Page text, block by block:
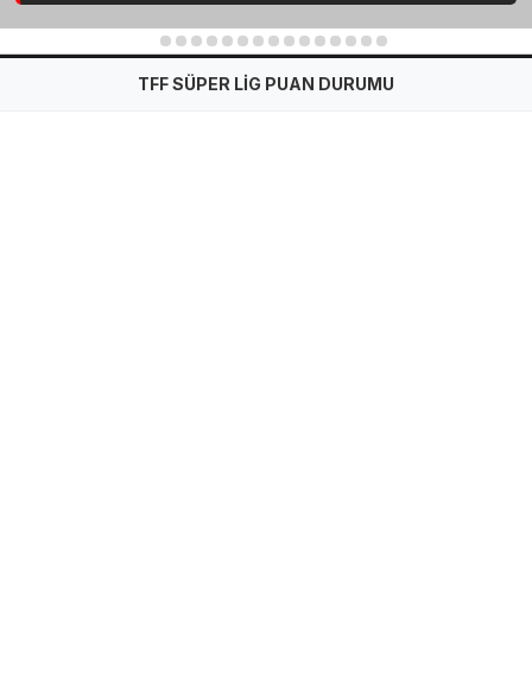
2 3 4 5 6 7 8 9 10 11 12 13 14 15
TFF SÜPER LİG PUAN DURUMU